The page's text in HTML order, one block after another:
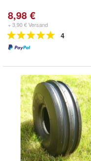
8,98 €
+ 3,90 € Versand
4